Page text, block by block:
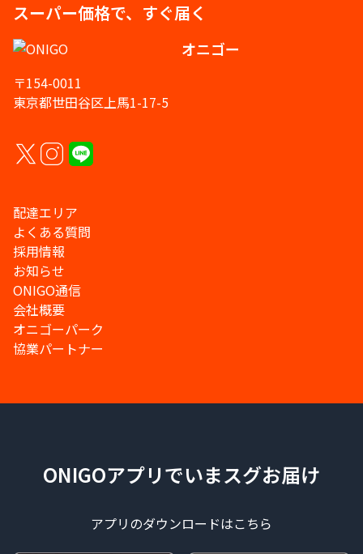
スーパー価格で、すぐ届く
オニゴー
〒154-0011
東京都世田谷区上馬1-17-5
配達エリア
よくある質問
採用情報
お知らせ
ONIGO通信
会社概要
オニゴーパーク
協業パートナー
ONIGOアプリでいまスグお届け
アプリのダウンロードはこちら